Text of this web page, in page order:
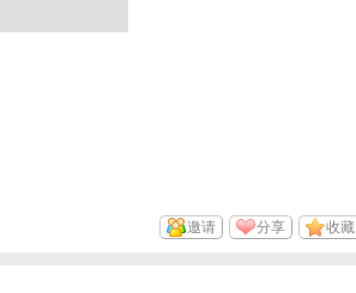
收藏
分享
邀请